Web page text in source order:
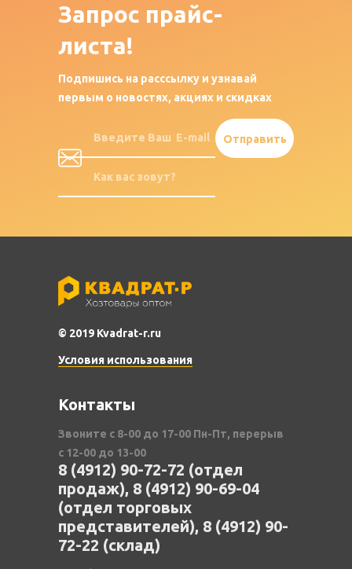
Запрос прайс-
листа!
Подпишись на расссылку и узнавай
первым о новостях, акциях и скидках
© 2019 Kvadrat-r.ru
Условия использования
Контакты
Звоните с 8-00 до 17-00 Пн-Пт, перерыв
с 12-00 до 13-00
8 (4912) 90-72-72 (отдел
продаж), 8 (4912) 90-69-04
(отдел торговых
представителей), 8 (4912) 90-
72-22 (склад)